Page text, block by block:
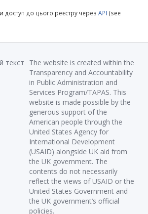
доступ до цього реєстру через API (see
The website is created within the
Transparency and Accountability
in Public Administration and
Services Program/TAPAS. This
website is made possible by the
generous support of the
American people through the
United States Agency for
International Development
(USAID) alongside UK aid from
the UK government. The
contents do not necessarily
reflect the views of USAID or the
United States Government and
the UK government’s official
policies.